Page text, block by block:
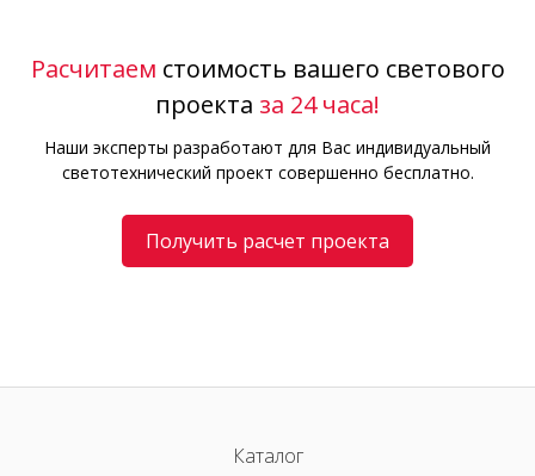
Расчитаем стоимость вашего светового
проекта за 24 часа!
Наши эксперты разработают для Вас индивидуальный
светотехнический проект совершенно бесплатно.
Получить расчет проекта
Каталог